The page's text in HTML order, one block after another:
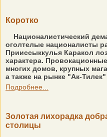
Коротко
Националистический
оголтелые националисты
Прииссыккулья Каракол
характера.
многих домов, крупных
а также на рынке "Ак-Тилек"
Подробнее...
Золотая лихорадка
столицы